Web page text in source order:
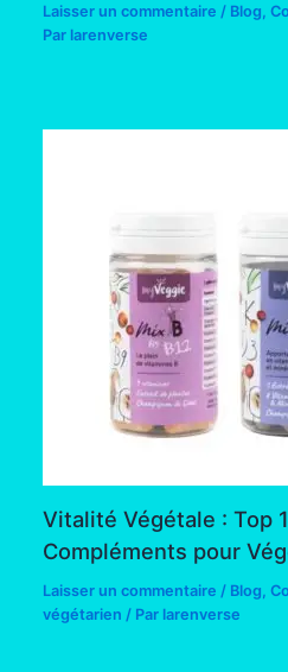
Laisser un commentaire / Blog,
Par larenverse
Vitalité Végétale : Top
Compléments pour
Laisser un commentaire / Blog,
végétarien / Par larenverse